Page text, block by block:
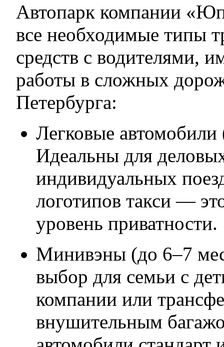
Автопарк компании
все необходимые типы
средств с водителями,
работы в сложных
Петербурга:
Легковые автомобили
Идеальны для
индивидуальных
логотипов такси —
уровень приватности.
Минивэны (до 6–7
выбор для семьи с
компании или
внушительным